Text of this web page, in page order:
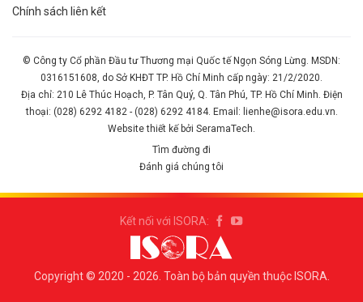
Chính sách liên kết
© Công ty Cổ phần Đầu tư Thương mại Quốc tế Ngọn Sóng Lừng. MSDN:
0316151608, do Sở KHĐT TP. Hồ Chí Minh cấp ngày: 21/2/2020.
Địa chỉ: 210 Lê Thúc Hoạch, P. Tân Quý, Q. Tân Phú, TP. Hồ Chí Minh. Điện
thoại: (028) 6292 4182 - (028) 6292 4184. Email: lienhe@isora.edu.vn.
Website thiết kế bởi SeramaTech.
Tìm đường đi
Đánh giá chúng tôi
Kết nối với ISORA:
Copyright © 2020 - 2026. Toàn bộ bản quyền thuộc ISORA.